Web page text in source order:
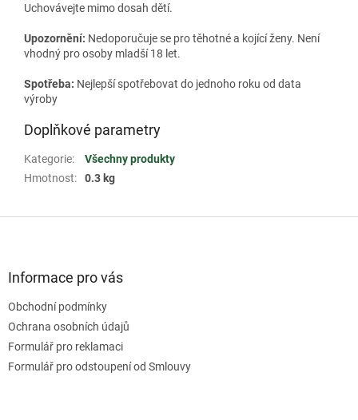
Uchovávejte mimo dosah dětí.
Upozornění: Nedoporučuje se pro těhotné a kojící ženy. Není
vhodný pro osoby mladší 18 let.
Spotřeba: Nejlepší spotřebovat do jednoho roku od data
výroby
Doplňkové parametry
Kategorie:
Všechny produkty
Hmotnost: 0.3 kg
Informace pro vás
Obchodní podmínky
Ochrana osobních údajů
Formulář pro reklamaci
Formulář pro odstoupení od Smlouvy